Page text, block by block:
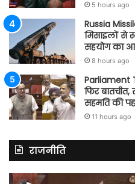
5 hours ago
Russia
मिसाइलों से
सहयोग का
8 hours ago
Parliament
फिर
सहमति की
11 hours ago
राजनीति